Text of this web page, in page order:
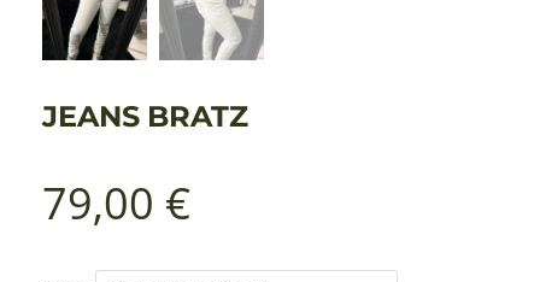
JEANS BRATZ
79,00 €